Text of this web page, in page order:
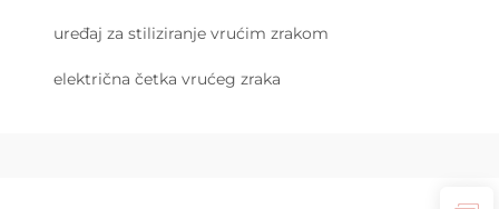
uređaj za stiliziranje vrućim zrakom
električna četka vrućeg zraka